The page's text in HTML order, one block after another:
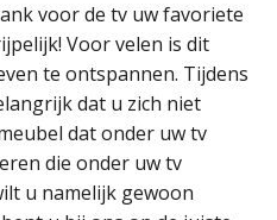
voor de tv uw favoriete
Voor velen is dit
te ontspannen. Tijdens
dat u zich niet
dat onder uw tv
die onder uw tv
u namelijk gewoon